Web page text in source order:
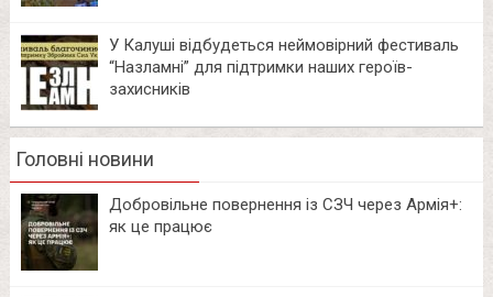
У Калуші відбудеться неймовірний фестиваль
“Назламні” для підтримки наших героїв-
захисників
Головні новини
Добровільне повернення із СЗЧ через Армія+:
як це працює